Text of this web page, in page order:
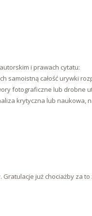
i prawach cytatu:
samoistną całość urywki
fotograficzne lub drobne
krytyczna lub naukowa,
już chociażby za to